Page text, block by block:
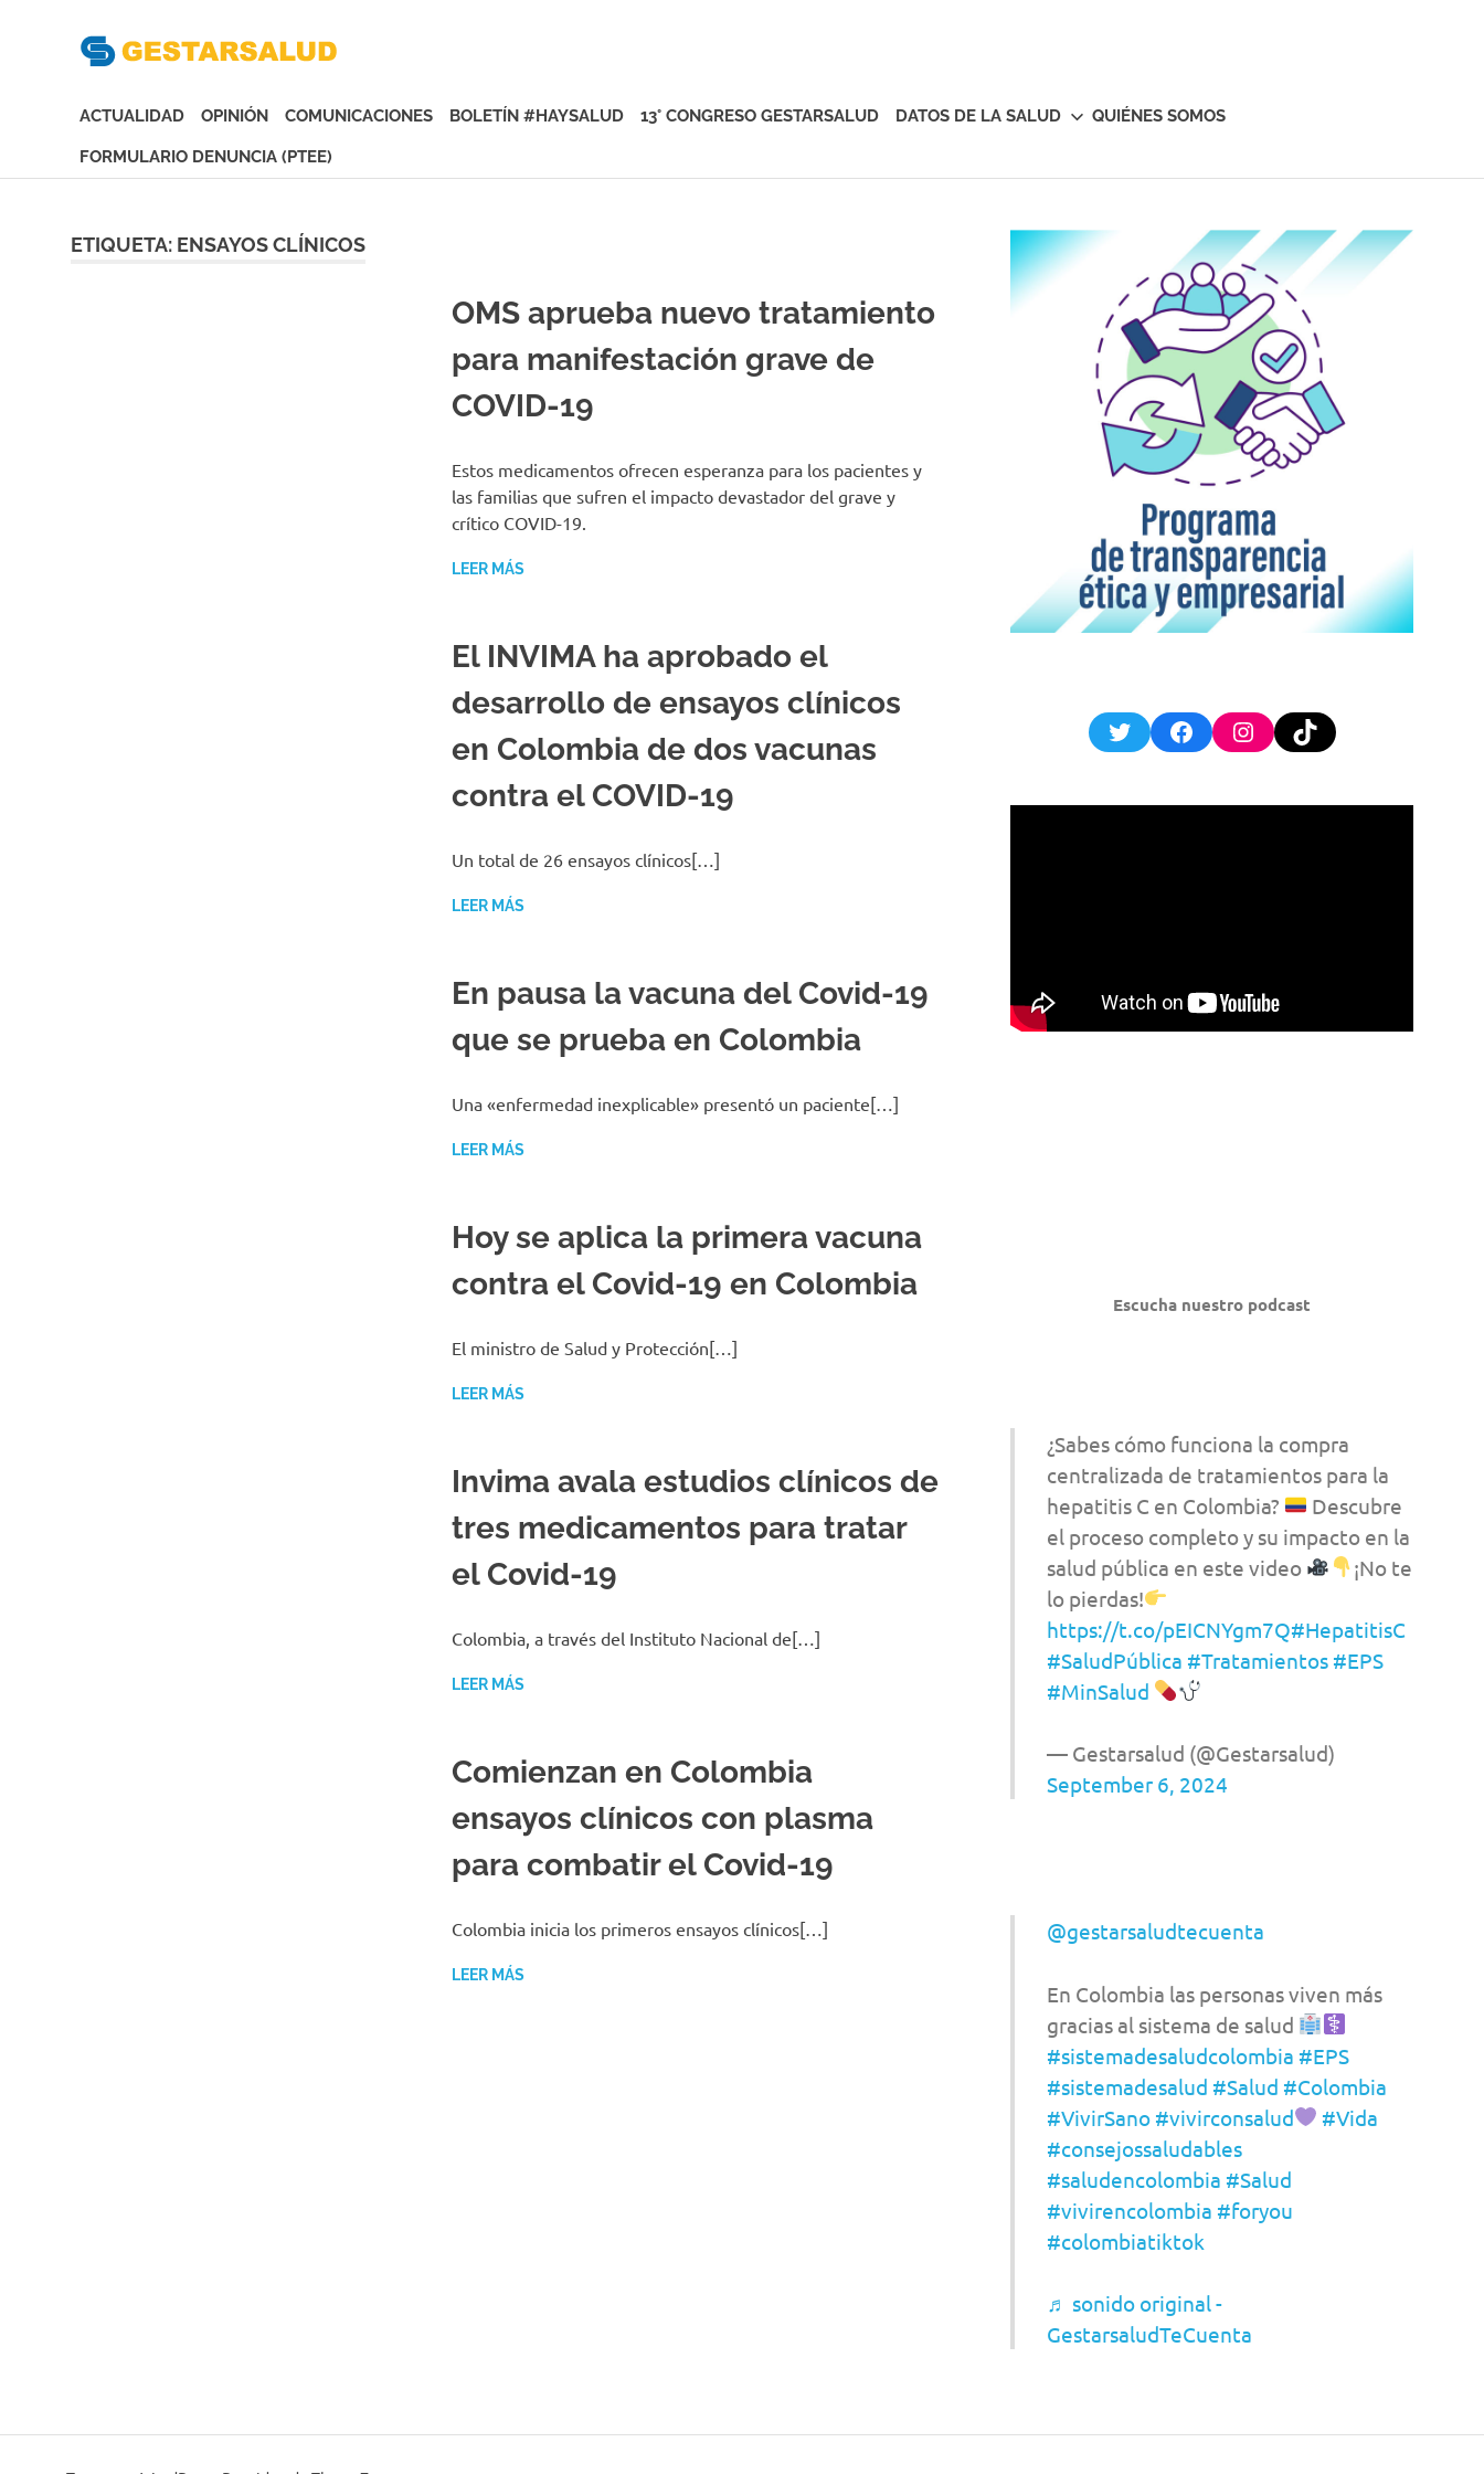
contenido
de
Gestoras
del
la
ACTUALIDAD OPINIÓN COMUNICACIONES BOLETÍN #HAYSALUD 13° CONGRESO GESTARSALUD DATOS DE LA SALUD QUIÉNES SOMOS
FORMULARIO DENUNCIA (PTEE)
ETIQUETA: ENSAYOS CLÍNICOS
OMS aprueba nuevo tratamiento
para manifestación grave de
COVID-19
Estos medicamentos ofrecen esperanza para los pacientes y
las familias que sufren el impacto devastador del grave y
crítico COVID-19.
LEER MÁS
El INVIMA ha aprobado el
desarrollo de ensayos clínicos
en Colombia de dos vacunas
contra el COVID-19
Un total de 26 ensayos clínicos[…]
LEER MÁS
En pausa la vacuna del Covid-19
que se prueba en Colombia
Una «enfermedad inexplicable» presentó un paciente[…]
LEER MÁS
Hoy se aplica la primera vacuna
contra el Covid-19 en Colombia
El ministro de Salud y Protección[…]
LEER MÁS
Invima avala estudios clínicos de
tres medicamentos para tratar
el Covid-19
Colombia, a través del Instituto Nacional de[…]
LEER MÁS
Comienzan en Colombia
ensayos clínicos con plasma
para combatir el Covid-19
Colombia inicia los primeros ensayos clínicos[…]
LEER MÁS
TwitterFacebookInstagram
TikTok
Escucha nuestro podcast
¿Sabes cómo funciona la compra
centralizada de tratamientos para la
hepatitis C en Colombia?
Descubre
el proceso completo y su impacto en la
salud pública en este video
¡No te
lo pierdas!
https://t.co/pEICNYgm7Q#HepatitisC
#SaludPública #Tratamientos #EPS
#MinSalud
— Gestarsalud (@Gestarsalud)
September 6, 2024
@gestarsaludtecuenta
En Colombia las personas viven más
gracias al sistema de salud
#sistemadesaludcolombia #EPS
#sistemadesalud #Salud #Colombia
#VivirSano #vivirconsalud
#Vida
#consejossaludables
#saludencolombia #Salud
#vivirencolombia #foryou
#colombiatiktok
♬ sonido original -
GestarsaludTeCuenta